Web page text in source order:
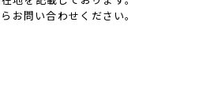
お問い合わせください。